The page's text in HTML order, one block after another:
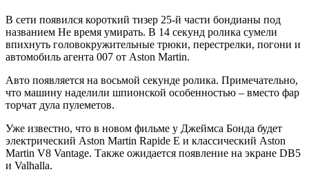
В сети появился короткий тизер 25-й части бондианы под
названием Не время умирать. В 14 секунд ролика сумели
впихнуть головокружительные трюки, перестрелки, погони и
автомобиль агента 007 от Aston Martin.
Авто появляется на восьмой секунде ролика. Примечательно,
что машину наделили шпионской особенностью – вместо фар
торчат дула пулеметов.
Уже известно, что в новом фильме у Джеймса Бонда будет
электрический Aston Martin Rapide E и классический Aston
Martin V8 Vantage. Также ожидается появление на экране DB5
и Valhalla.